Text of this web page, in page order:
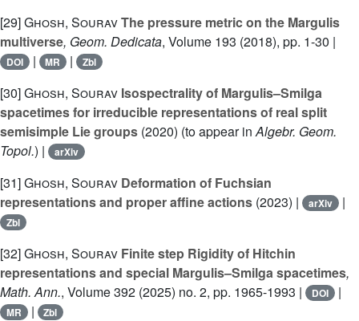
[29]Ghosh, SouravThe pressure metric on the Margulis
multiverse, Geom. Dedicata, Volume 193 (2018), pp. 1-30 |
DOI | MR | Zbl
[30]Ghosh, Sourav Isospectrality of Margulis–Smilga
spacetimes for irreducible representations of real split
semisimple Lie groups (2020) (to appear inAlgebr. Geom.
Topol.) | arXiv
[31]Ghosh, Sourav Deformation of Fuchsian
representations and proper affine actions (2023) | arXiv |
Zbl
[32]Ghosh, Sourav Finite step Rigidity of Hitchin
representations and special Margulis–Smilga spacetimes,
Math. Ann., Volume 392 (2025) no. 2, pp. 1965-1993 | DOI |
MR | Zbl